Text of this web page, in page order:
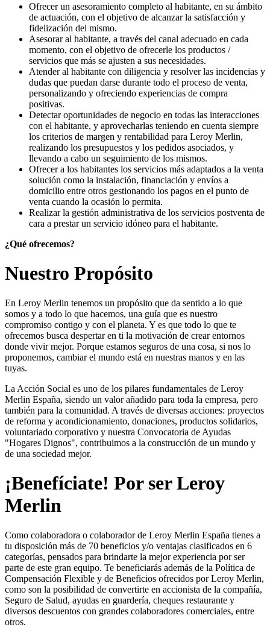
Ofrecer un asesoramiento completo al habitante, en su ámbito
de actuación, con el objetivo de alcanzar la satisfacción y
fidelización del mismo.
Asesorar al habitante, a través del canal adecuado en cada
momento, con el objetivo de ofrecerle los productos /
servicios que más se ajusten a sus necesidades.
Atender al habitante con diligencia y resolver las incidencias y
dudas que puedan darse durante todo el proceso de venta,
personalizando y ofreciendo experiencias de compra
positivas.
Detectar oportunidades de negocio en todas las interacciones
con el habitante, y aprovecharlas teniendo en cuenta siempre
los criterios de margen y rentabilidad para Leroy Merlin,
realizando los presupuestos y los pedidos asociados, y
llevando a cabo un seguimiento de los mismos.
Ofrecer a los habitantes los servicios más adaptados a la venta
solución como la instalación, financiación y envíos a
domicilio entre otros gestionando los pagos en el punto de
venta cuando la ocasión lo permita.
Realizar la gestión administrativa de los servicios postventa de
cara a prestar un servicio idóneo para el habitante.
¿Qué ofrecemos?
Nuestro Propósito
En Leroy Merlin tenemos un propósito que da sentido a lo que
somos y a todo lo que hacemos, una guía que es nuestro
compromiso contigo y con el planeta. Y es que todo lo que te
ofrecemos busca despertar en ti la motivación de crear entornos
donde vivir mejor. Porque estamos seguros de una cosa, si nos lo
proponemos, cambiar el mundo está en nuestras manos y en las
tuyas.
La Acción Social es uno de los pilares fundamentales de Leroy
Merlin España, siendo un valor añadido para toda la empresa, pero
también para la comunidad. A través de diversas acciones: proyectos
de reforma y acondicionamiento, donaciones, productos solidarios,
voluntariado corporativo y nuestra Convocatoria de Ayudas
"Hogares Dignos", contribuimos a la construcción de un mundo y
de una sociedad mejor.
¡Benefíciate! Por ser Leroy
Merlin
Como colaboradora o colaborador de Leroy Merlin España tienes a
tu disposición más de 70 beneficios y/o ventajas clasificados en 6
categorías, pensados para brindarte la mejor experiencia por ser
parte de este gran equipo. Te beneficiarás además de la Política de
Compensación Flexible y de Beneficios ofrecidos por Leroy Merlin,
como son la posibilidad de convertirte en accionista de la compañía,
Seguro de Salud, ayudas en guardería, cheques restaurante y
diversos descuentos con grandes colaboradores comerciales, entre
otros.